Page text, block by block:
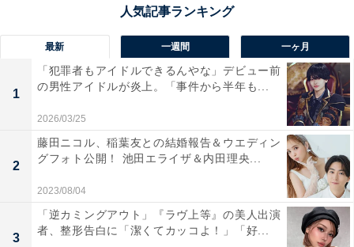
最新 一週間 一ヶ月
1
「犯罪者もアイドルできるんやな」デビュー前
の男性アイドルが炎上。「事件から半年も...
2026/03/25
2
藤田ニコル、稲葉友との結婚報告＆ウエディン
グフォト公開！ 池田エライザ＆内田理央...
2023/08/04
3
「逆カミングアウト」『ラヴ上等』の美人出演
者、整形告白に「潔くてカッコよ！」「好...